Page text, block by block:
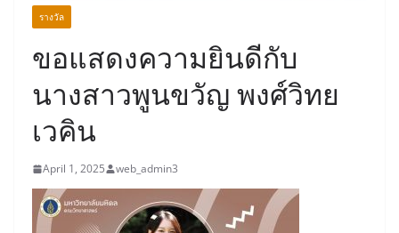
รางวัล
ขอแสดงความยินดีกับ
นางสาวพูนขวัญ พงศ์วิทย
เวคิน
April 1, 2025 web_admin3